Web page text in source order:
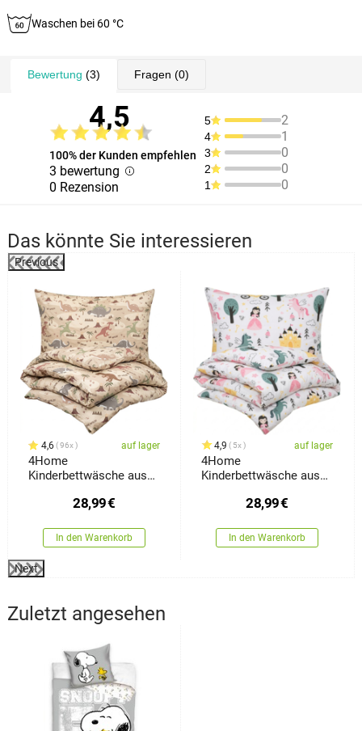
Waschen bei 60 °C
Bewertung (3) Fragen (0)
4,5
100% der Kunden empfehlen
3 bewertung
0 Rezension
5 2
4 1
3 0
2 0
1 0
Das könnte Sie interessieren
Previous
4,6 96x auf lager
4Home
Kinderbettwäsche aus
140 x 200 cm, 70 x 90
28,99€
In den Warenkorb
4,9 5x auf lager
4Home
Kinderbettwäsche aus
Dream, 140 x 200 cm, 70
28,99€
In den Warenkorb
Next
Zuletzt angesehen